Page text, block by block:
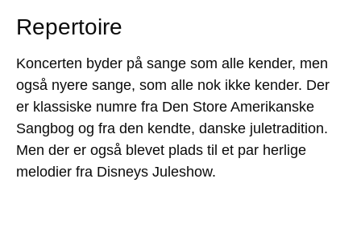
Repertoire
Koncerten byder på sange som alle kender, men
også nyere sange, som alle nok ikke kender. Der
er klassiske numre fra Den Store Amerikanske
Sangbog og fra den kendte, danske juletradition.
Men der er også blevet plads til et par herlige
melodier fra Disneys Juleshow.